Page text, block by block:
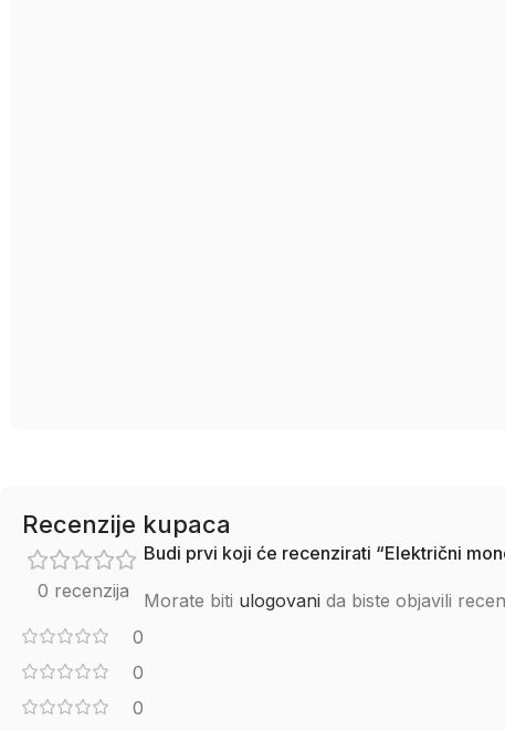
Recenzije kupaca
0 recenzija
0
0
0
Budi prvi koji će recenzirati “Električni
Morate biti ulogovani da biste objavili